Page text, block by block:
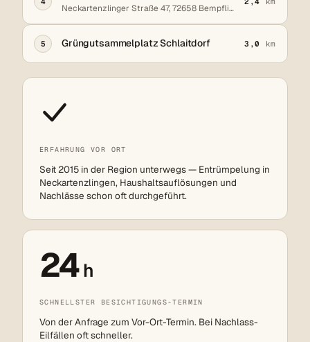
Neckartenzlinger Straße 47, 72658 Bempflingen
5 Grüngutsammelplatz Schlaitdorf 3,0 km
ERFAHRUNG VOR ORT
Seit 2015 in der Region unterwegs — Entrümpelung in
Neckartenzlingen, Haushaltsauflösungen und
Nachlässe schon oft durchgeführt.
24h
SCHNELLSTER BESICHTIGUNGS-TERMIN
Von der Anfrage zum Vor-Ort-Termin. Bei Nachlass-
Eilfällen oft schneller.